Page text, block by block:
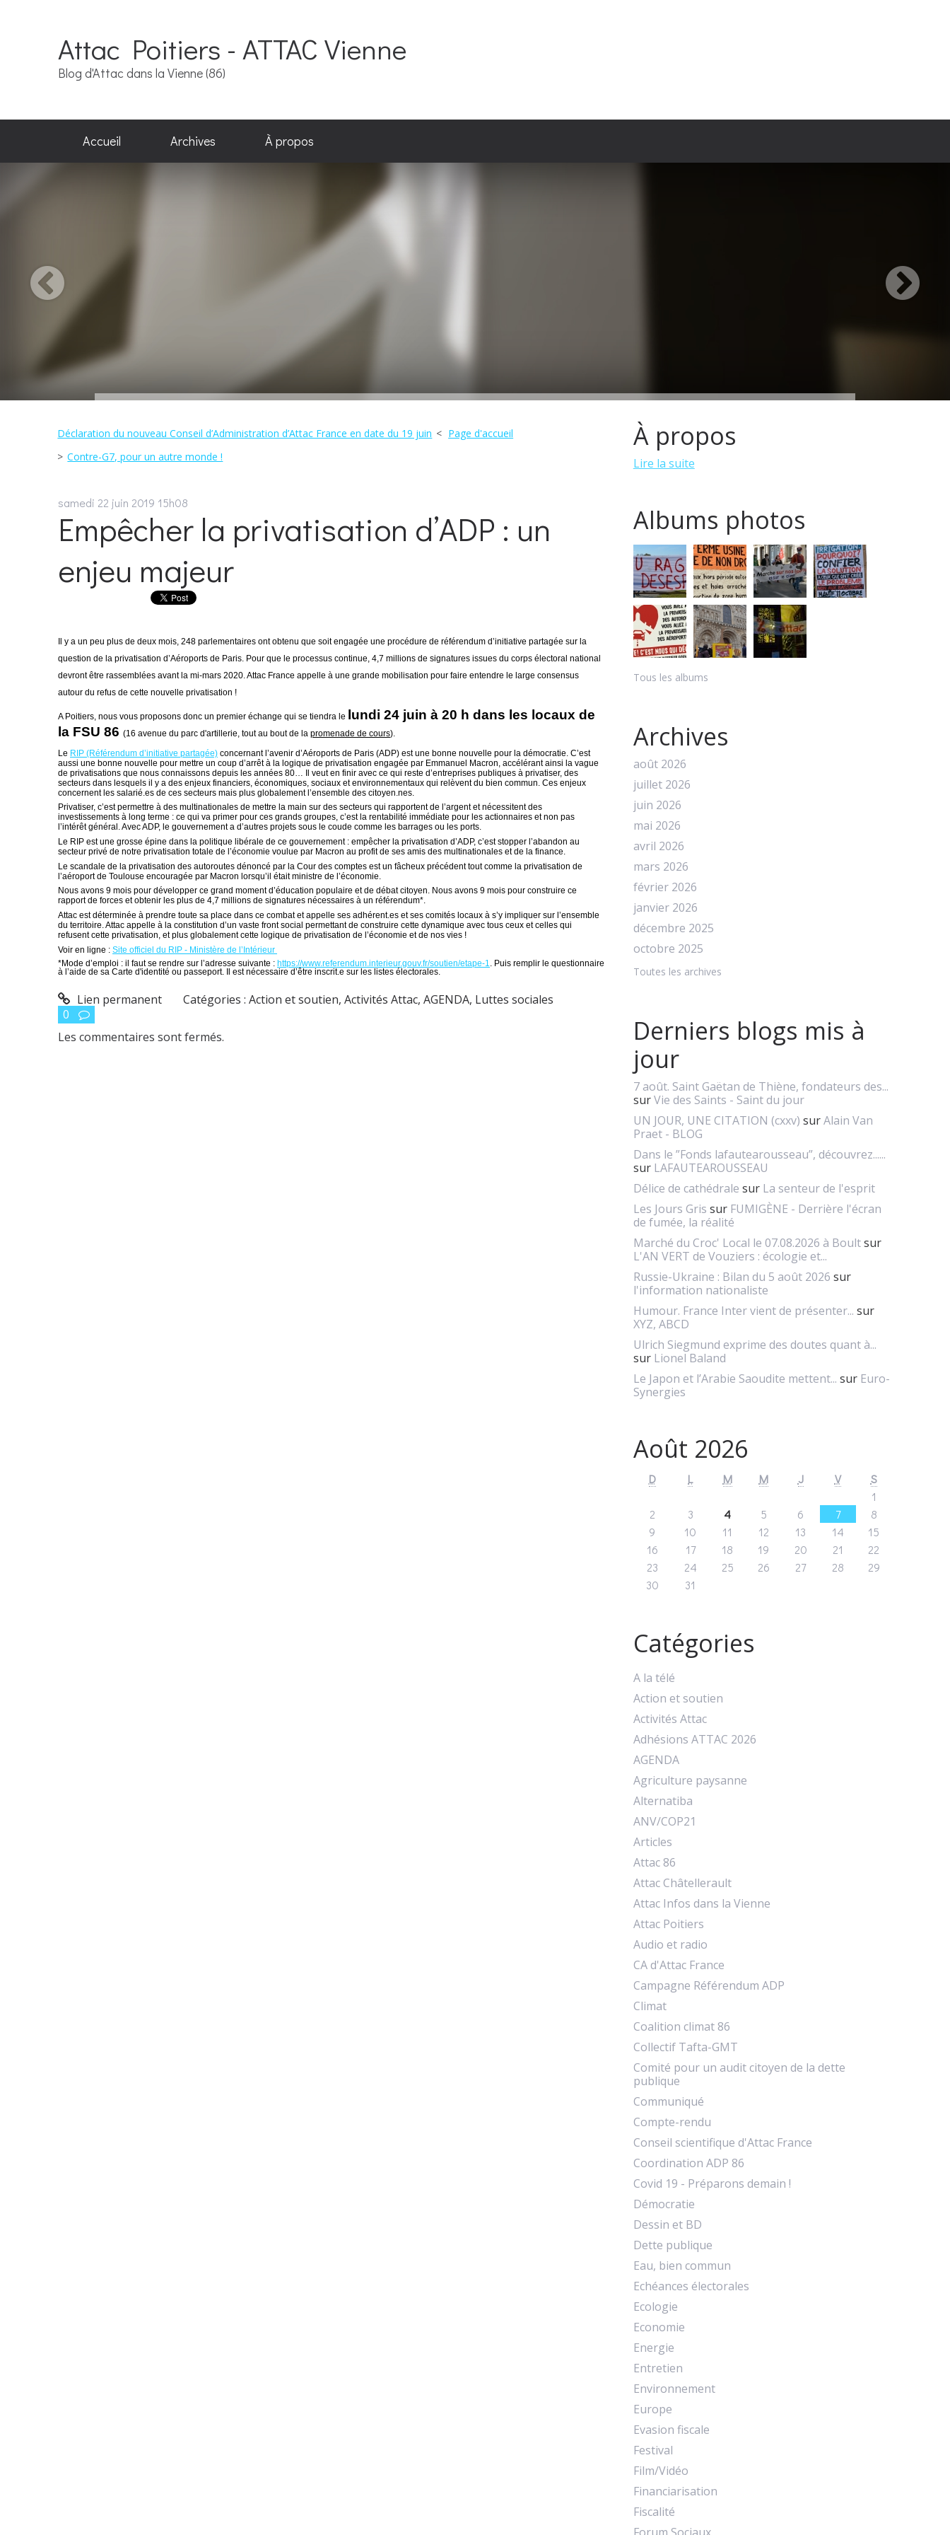
Attac Poitiers - ATTAC Vienne
Blog d'Attac dans la Vienne (86)
Accueil Archives À propos
Déclaration du nouveau Conseil d’Administration d’Attac France en date du 19 juin
Page d'accueil
Contre-G7, pour un autre monde !
samedi 22 juin 2019 15h08
Empêcher la privatisation d’ADP : un
enjeu majeur
Il y a un peu plus de deux mois, 248 parlementaires ont obtenu que soit engagée une procédure de référendum d’initiative partagée sur la
question de la privatisation d’Aéroports de Paris. Pour que le processus continue, 4,7 millions de signatures issues du corps électoral national
devront être rassemblées avant la mi-mars 2020. Attac France appelle à une grande mobilisation pour faire entendre le large consensus
autour du refus de cette nouvelle privatisation !
A Poitiers, nous vous proposons donc un premier échange qui se tiendra le lundi 24 juin à 20 h dans les locaux de
la FSU 86 (16 avenue du parc d'artillerie, tout au bout de la promenade de cours).
Le RIP (Référendum d’initiative partagée) concernant l’avenir d’Aéroports de Paris (ADP) est une bonne nouvelle pour la démocratie. C’est
aussi une bonne nouvelle pour mettre un coup d’arrêt à la logique de privatisation engagée par Emmanuel Macron, accélérant ainsi la vague
de privatisations que nous connaissons depuis les années 80… Il veut en finir avec ce qui reste d’entreprises publiques à privatiser, des
secteurs dans lesquels il y a des enjeux financiers, économiques, sociaux et environnementaux qui relèvent du bien commun. Ces enjeux
concernent les salarié.es de ces secteurs mais plus globalement l’ensemble des citoyen.nes.
Privatiser, c’est permettre à des multinationales de mettre la main sur des secteurs qui rapportent de l’argent et nécessitent des
investissements à long terme : ce qui va primer pour ces grands groupes, c’est la rentabilité immédiate pour les actionnaires et non pas
l’intérêt général. Avec ADP, le gouvernement a d’autres projets sous le coude comme les barrages ou les ports.
Le RIP est une grosse épine dans la politique libérale de ce gouvernement : empêcher la privatisation d’ADP, c’est stopper l’abandon au
secteur privé de notre privatisation totale de l’économie voulue par Macron au profit de ses amis des multinationales et de la finance.
Le scandale de la privatisation des autoroutes dénoncé par la Cour des comptes est un fâcheux précédent tout comme la privatisation de
l’aéroport de Toulouse encouragée par Macron lorsqu’il était ministre de l’économie.
Nous avons 9 mois pour développer ce grand moment d’éducation populaire et de débat citoyen. Nous avons 9 mois pour construire ce
rapport de forces et obtenir les plus de 4,7 millions de signatures nécessaires à un référendum*.
Attac est déterminée à prendre toute sa place dans ce combat et appelle ses adhérent.es et ses comités locaux à s’y impliquer sur l’ensemble
du territoire. Attac appelle à la constitution d’un vaste front social permettant de construire cette dynamique avec tous ceux et celles qui
refusent cette privatisation, et plus globalement cette logique de privatisation de l’économie et de nos vies !
Voir en ligne : Site officiel du RIP - Ministère de l’Intérieur
*Mode d’emploi : il faut se rendre sur l’adresse suivante : https://www.referendum.interieur.gouv.fr/soutien/etape-1. Puis remplir le questionnaire
à l’aide de sa Carte d'identité ou passeport. Il est nécessaire d’être inscrit.e sur les listes électorales.
Lien permanent Catégories :Action et soutien,Activités Attac,AGENDA, Luttes sociales
0
Les commentaires sont fermés.
À propos
Lire la suite
Albums photos
Tous les albums
Archives
août 2026
juillet 2026
juin 2026
mai 2026
avril 2026
mars 2026
février 2026
janvier 2026
décembre 2025
octobre 2025
Toutes les archives
Derniers blogs mis à
jour
7 août. Saint Gaëtan de Thiène, fondateurs des...
surVie des Saints - Saint du jour
UN JOUR, UNE CITATION (cxxv) surAlain Van
Praet - BLOG
Dans le ”Fonds lafautearousseau”, découvrez......
sur LAFAUTEAROUSSEAU
Délice de cathédrale sur La senteur de l'esprit
Les Jours Gris sur FUMIGÈNE - Derrière l'écran
de fumée, la réalité
Marché du Croc' Local le 07.08.2026 à Boultsur
L'AN VERT de Vouziers : écologie et...
Russie-Ukraine : Bilan du 5 août 2026 sur
l'information nationaliste
Humour. France Inter vient de présenter... sur
XYZ, ABCD
Ulrich Siegmund exprime des doutes quant à...
sur Lionel Baland
Le Japon et l’Arabie Saoudite mettent... sur Euro-
Synergies
Août 2026
D L M M J V
S
1
2
3 4 5 6 7
8
9
10 11 12 13 14
15
16
17 18 19 20 21
22
23
24 25 26 27 28
29
30
31
Catégories
A la télé
Action et soutien
Activités Attac
Adhésions ATTAC 2026
AGENDA
Agriculture paysanne
Alternatiba
ANV/COP21
Articles
Attac 86
Attac Châtellerault
Attac Infos dans la Vienne
Attac Poitiers
Audio et radio
CA d'Attac France
Campagne Référendum ADP
Climat
Coalition climat 86
Collectif Tafta-GMT
Comité pour un audit citoyen de la dette
publique
Communiqué
Compte-rendu
Conseil scientifique d'Attac France
Coordination ADP 86
Covid 19 - Préparons demain !
Démocratie
Dessin et BD
Dette publique
Eau, bien commun
Echéances électorales
Ecologie
Economie
Energie
Entretien
Environnement
Europe
Evasion fiscale
Festival
Film/Vidéo
Financiarisation
Fiscalité